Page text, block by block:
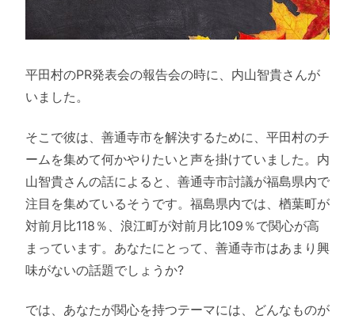
平田村のPR発表会の報告会の時に、内山智貴さんが
いました。
そこで彼は、善通寺市を解決するために、平田村のチ
ームを集めて何かやりたいと声を掛けていました。内
山智貴さんの話によると、善通寺市討議が福島県内で
注目を集めているそうです。福島県内では、楢葉町が
対前月比118％、浪江町が対前月比109％で関心が高
まっています。あなたにとって、善通寺市はあまり興
味がないの話題でしょうか?
では、あなたが関心を持つテーマには、どんなものが